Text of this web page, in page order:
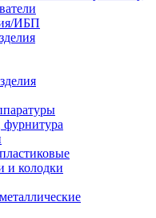
ИБП
и колодки